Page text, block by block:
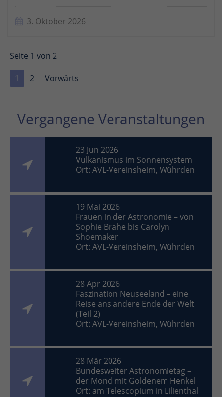
3. Oktober 2026
Seite 1 von 2
1 2 Vorwärts
Vergangene Veranstaltungen
23 Jun 2026
Vulkanismus im Sonnensystem
Ort: AVL-Vereinsheim, Wührden
19 Mai 2026
Frauen in der Astronomie – von
Sophie Brahe bis Carolyn
Shoemaker
Ort: AVL-Vereinsheim, Wührden
28 Apr 2026
Faszination Neuseeland – eine
Reise ans andere Ende der Welt
(Teil 2)
Ort: AVL-Vereinsheim, Wührden
28 Mär 2026
Bundesweiter Astronomietag –
der Mond mit Goldenem Henkel
Ort: am Telescopium in Lilienthal